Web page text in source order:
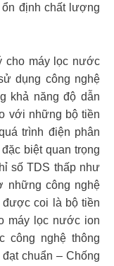
định chất lượng
cho máy lọc nước
dụng công nghệ
khả năng độ dẫn
với những bộ tiền
trình điện phân
biệt quan trọng
số TDS thấp như
những công nghệ
được coi là bộ tiền
máy lọc nước ion
công nghệ thông
chuẩn – Chống